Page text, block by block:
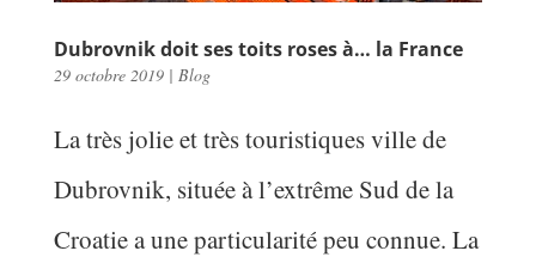
Dubrovnik doit ses toits roses à… la France
29 octobre 2019| Blog
La très jolie et très touristiques ville de
Dubrovnik, située à l’extrême Sud de la
Croatie a une particularité peu connue. La